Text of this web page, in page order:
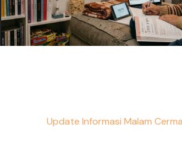
Update Informasi Malam